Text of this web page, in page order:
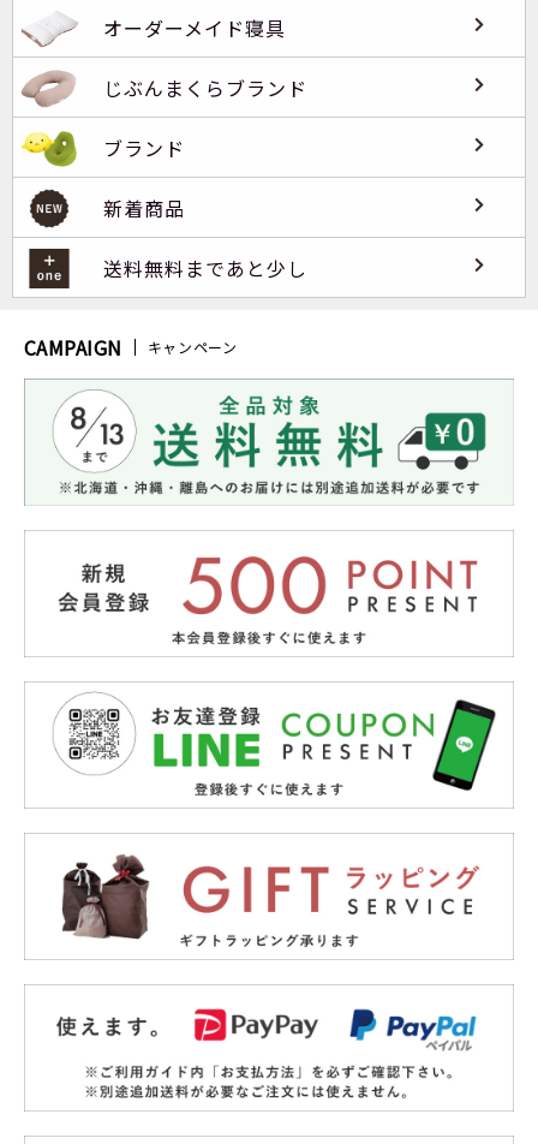
オーダーメイド寝具
じぶんまくらブランド
ブランド
新着商品
送料無料まであと少し
CAMPAIGN キャンペーン